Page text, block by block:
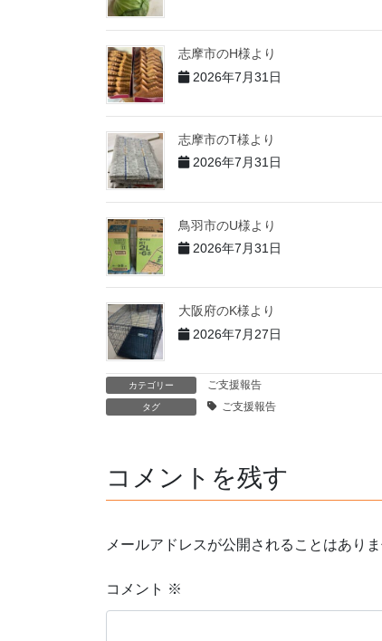
志摩市のH様より
2026年7月31日
志摩市のT様より
2026年7月31日
鳥羽市のU様より
2026年7月31日
大阪府のK様より
2026年7月27日
カテゴリー ご支援報告
タグ ご支援報告
コメントを残す
メールアドレスが公開されることはありま
コメント ※